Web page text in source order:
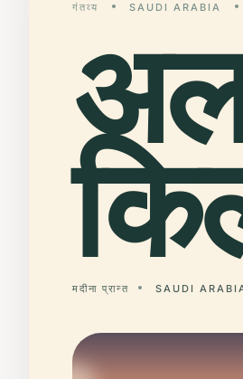
गंतव्य SAUDI ARABIA
मदीना प्रान्त SAUDI